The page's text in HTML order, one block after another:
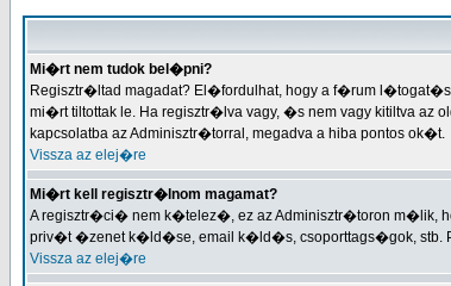
Mi�rt nem tudok bel�pni?
Regisztr�ltad magadat? El�fordulhat, hogy a f�rum
mi�rt tiltottak le. Ha regisztr�lva vagy, �s nem vagy kitiltva
kapcsolatba az Adminisztr�torral, megadva a hiba pontos ok�t.
Vissza az elej�re
Mi�rt kell regisztr�lnom magamat?
A regisztr�ci� nem k�telez�, ez az Adminisztr�toron
priv�t �zenet k�ld�se, email k�ld�s, csoporttags�gok,
Vissza az elej�re